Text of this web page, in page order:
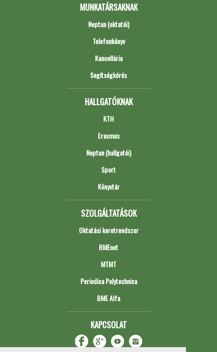
MUNKATÁRSAKNAK
Neptun (oktatói)
Telefonkönyv
Kancellária
Segítségkérés
HALLGATÓKNAK
KTH
Erasmus
Neptun (hallgatói)
Sport
Könyvtár
SZOLGÁLTATÁSOK
Oktatási keretrendszer
BMEnet
MTMT
Periodica Polytechnica
BME Alfa
KAPCSOLAT